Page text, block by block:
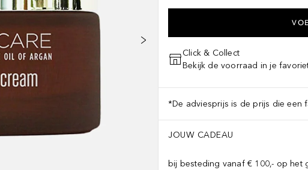
Click & Collect
Bekijk de voorraad in je
*De adviesprijs is de prijs die een
JOUW CADEAU
bij besteding vanaf € 100,- op het